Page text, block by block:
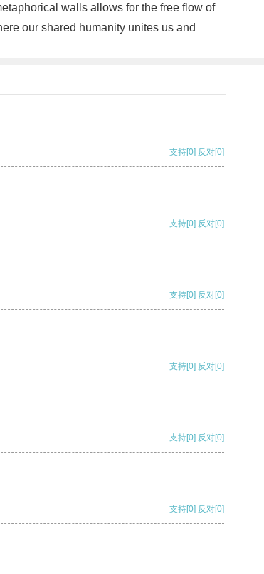
walls allows for the free flow of
our shared humanity unites us and
支持[0] 反对[0]
支持[0] 反对[0]
支持[0] 反对[0]
支持[0] 反对[0]
支持[0] 反对[0]
支持[0] 反对[0]